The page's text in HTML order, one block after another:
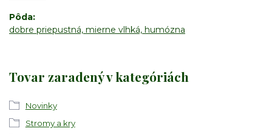
Pôda
dobre priepustná, mierne vlhká, humózna
Tovar zaradený v kategóriách
Novinky
Stromy a kry